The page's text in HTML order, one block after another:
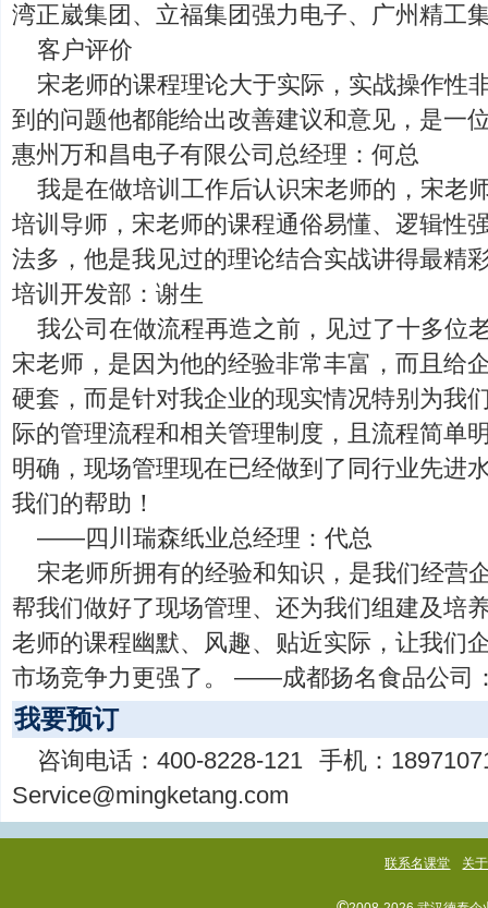
湾正崴集团、立福集团强力电子、广州精
客户评价
宋老师的课程理论大于实际，实战操作性
到的问题他都能给出改善建议和意见，是
惠州万和昌电子有限公司总经理：何总
我是在做培训工作后认识宋老师的，宋老
培训导师，宋老师的课程通俗易懂、逻辑性
法多，他是我见过的理论结合实战讲得最
培训开发部：谢生
我公司在做流程再造之前，见过了十多位
宋老师，是因为他的经验非常丰富，而且给
硬套，而是针对我企业的现实情况特别为我
际的管理流程和相关管理制度，且流程简单
明确，现场管理现在已经做到了同行业先进
我们的帮助！
——四川瑞森纸业总经理：代总
宋老师所拥有的经验和知识，是我们经营
帮我们做好了现场管理、还为我们组建及培
老师的课程幽默、风趣、贴近实际，让我们
市场竞争力更强了。 ——成都扬名食品公司
我要预订
咨询电话：400-8228-121 手机：
Service@mingketang.com
联系名课堂 关